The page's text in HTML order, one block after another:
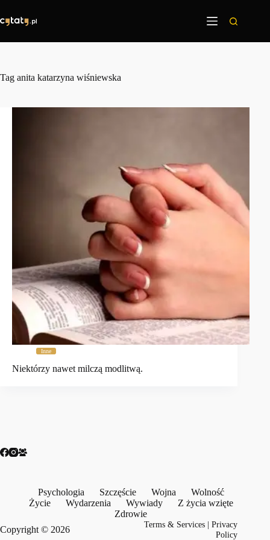
treści
Tag anita katarzyna wiśniewska
Inne
Niektórzy nawet milczą modlitwą.
Psychologia Szczęście Wojna
Wolność
Życie
Wydarzenia Wywiady
Z życia wzięte
Zdrowie
Copyright © 2026
Terms & Services |Privacy
Policy